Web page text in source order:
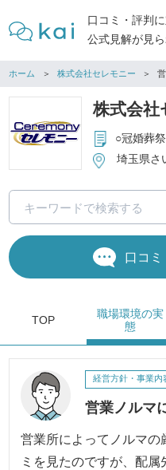
口コミ・評判
公式見解が見
ホーム 株式会社セレモニー
株式会社
埼玉県さ
口コミ
TOP
職場環境の実
態
営業ノルマ
経営方針・事業内
営業所によってノルマの
ミを見たのですが、配